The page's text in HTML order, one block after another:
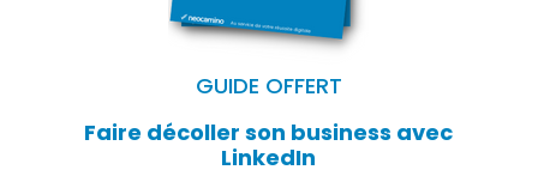
GUIDE OFFERT
Faire décoller son business avec
LinkedIn